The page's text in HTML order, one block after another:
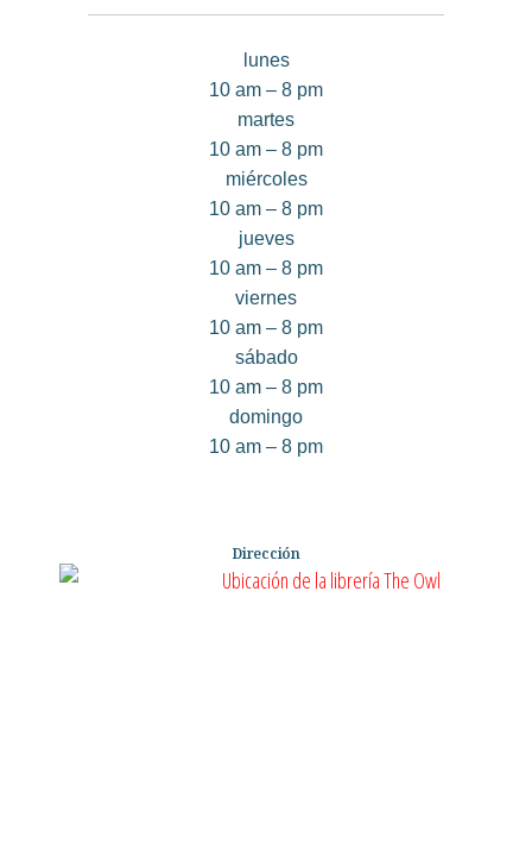
lunes
10 am – 8 pm
martes
10 am – 8 pm
miércoles
10 am – 8 pm
jueves
10 am – 8 pm
viernes
10 am – 8 pm
sábado
10 am – 8 pm
domingo
10 am – 8 pm
Dirección